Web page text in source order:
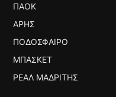
ΠΑΟΚ
ΆΡΗΣ
ΠΟΔΌΣΦΑΙΡΟ
ΜΠΆΣΚΕΤ
ΡΕΆΛ ΜΑΔΡΊΤΗΣ